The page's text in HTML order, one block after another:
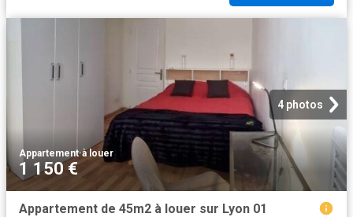
4 photos
Appartement·à louer
1 150 €
Appartement de 45m2 à louer sur Lyon 01